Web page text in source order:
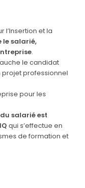
l’Insertion et la
le salarié,
.
le candidat
professionnel
pour les
salarié est
qui s’effectue en
de formation et